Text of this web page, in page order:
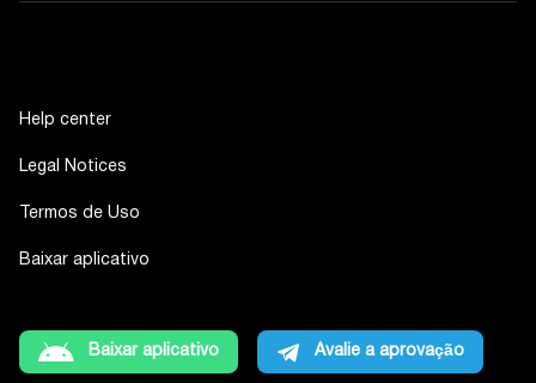
Help center
Legal Notices
Termos de Uso
Baixar aplicativo
Baixar aplicativo Avalie a aprovação